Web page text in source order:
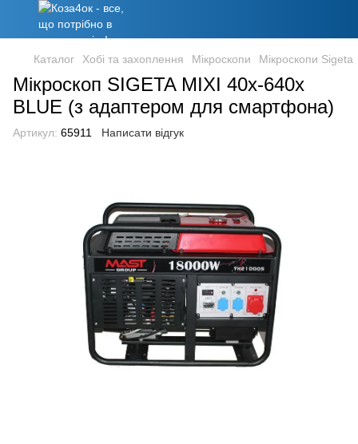
Каталог Хобі та захоплення Мікроскопи Мікроскопи Sigeta
Мікроскоп SIGETA MIXI 40x-640x
BLUE (з адаптером для смартфона)
Артикул: 65911 Написати відгук